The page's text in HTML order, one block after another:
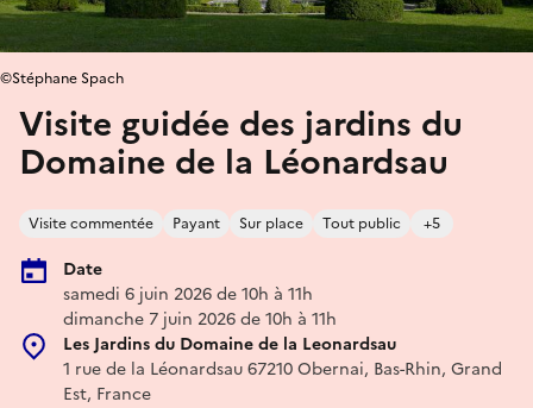
Visite guidée des jardins du
Domaine de la Léonardsau
Visite commentée Payant Sur place Tout public +5
Date
samedi 6 juin 2026 de 10h à 11h
dimanche 7 juin 2026 de 10h à 11h
Les Jardins du Domaine de la Leonardsau
1 rue de la Léonardsau 67210 Obernai, Bas-Rhin, Grand
Est, France
©Stéphane Spach